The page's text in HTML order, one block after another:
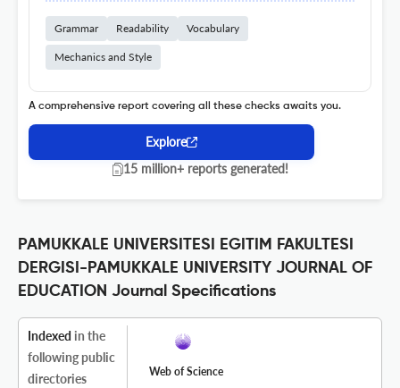
Grammar Readability Vocabulary
Mechanics and Style
A comprehensive report covering all these checks awaits you.
Explore
15 million+ reports generated!
PAMUKKALE UNIVERSITESI EGITIM FAKULTESI
DERGISI-PAMUKKALE UNIVERSITY JOURNAL OF
EDUCATION Journal Specifications
Indexed in the
following public
directories
Web of Science